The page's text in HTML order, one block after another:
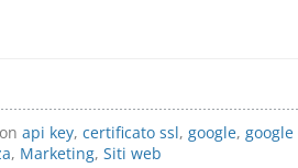
api key, certificato ssl, google,
, Marketing, Siti web